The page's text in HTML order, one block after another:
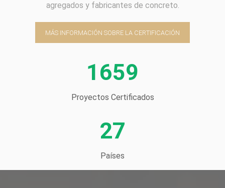
agregados y fabricantes de concreto.
MÁS INFORMACIÓN SOBRE LA CERTIFICACIÓN
1659
Proyectos Certificados
27
Países